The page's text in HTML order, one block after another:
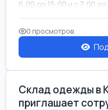
6:00 до 15:00 и с 7:00 до
0 просмотров
Склад одежды в
приглашает